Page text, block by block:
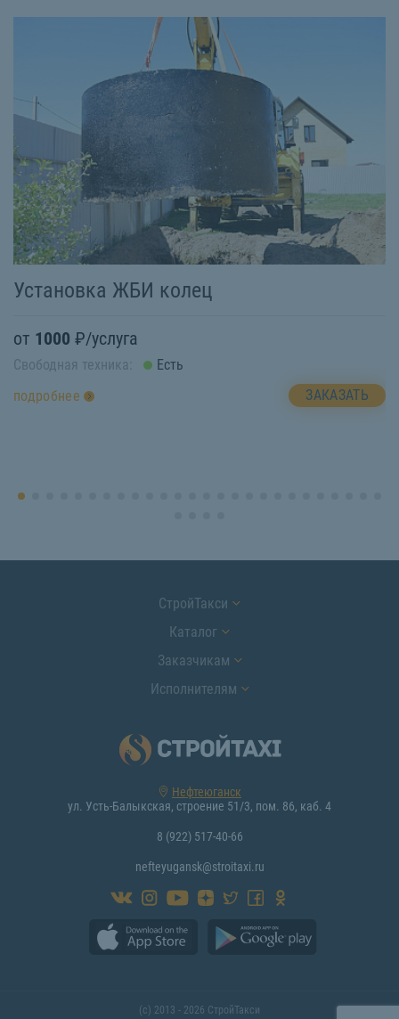
Установка ЖБИ колец
от 1000 ₽/услуга
Свободная техника:
Есть
подробнее
ЗАКАЗАТЬ
СтройТакси
Каталог
Заказчикам
Исполнителям
Нефтеюганск
ул. Усть-Балыкская, строение 51/3, пом. 86, каб. 4
8 (922) 517-40-66
nefteyugansk@stroitaxi.ru
(с) 2013 - 2026 СтройТакси